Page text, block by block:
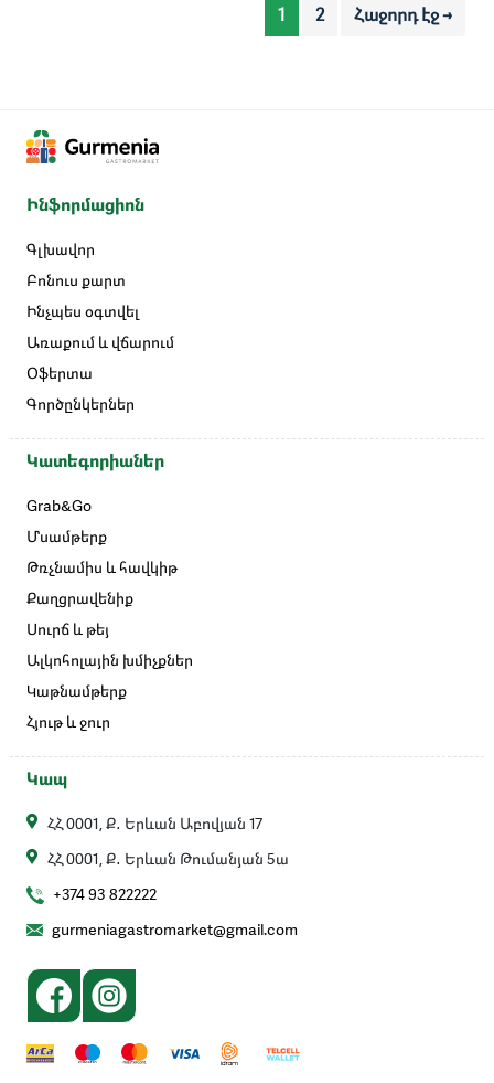
1 2 Հաջորդ էջ →
Ինֆորմացիոն
Գլխավոր
Բոնուս քարտ
Ինչպես օգտվել
Առաքում և վճարում
Օֆերտա
Գործընկերներ
Կատեգորիաներ
Grab&Go
Մսամթերք
Թռչնամիս և հավկիթ
Քաղցրավենիք
Սուրճ և թեյ
Ալկոհոլային խմիչքներ
Կաթնամթերք
Հյութ և ջուր
Կապ
ՀՀ 0001, Ք․ Երևան Աբովյան 17
ՀՀ 0001, Ք․ Երևան Թումանյան 5ա
+374 93 822222
gurmeniagastromarket@gmail.com